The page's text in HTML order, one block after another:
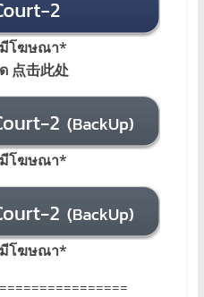
โฆษณา*
点击此处
โฆษณา*
โฆษณา*